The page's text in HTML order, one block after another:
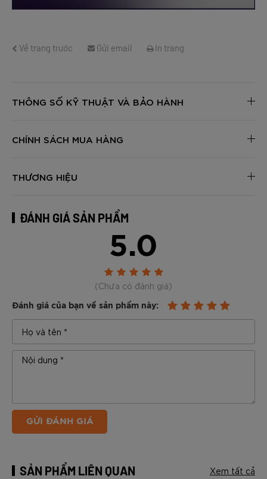
Về trang trước Gửi email In trang
THÔNG SỐ KỸ THUẬT VÀ BẢO HÀNH
CHÍNH SÁCH MUA HÀNG
THƯƠNG HIỆU
ĐÁNH GIÁ SẢN PHẨM
5.0
(Chưa có đánh giá)
Đánh giá của bạn về sản phẩm này:
GỬI ĐÁNH GIÁ
SẢN PHẨM LIÊN QUAN Xem tất cả